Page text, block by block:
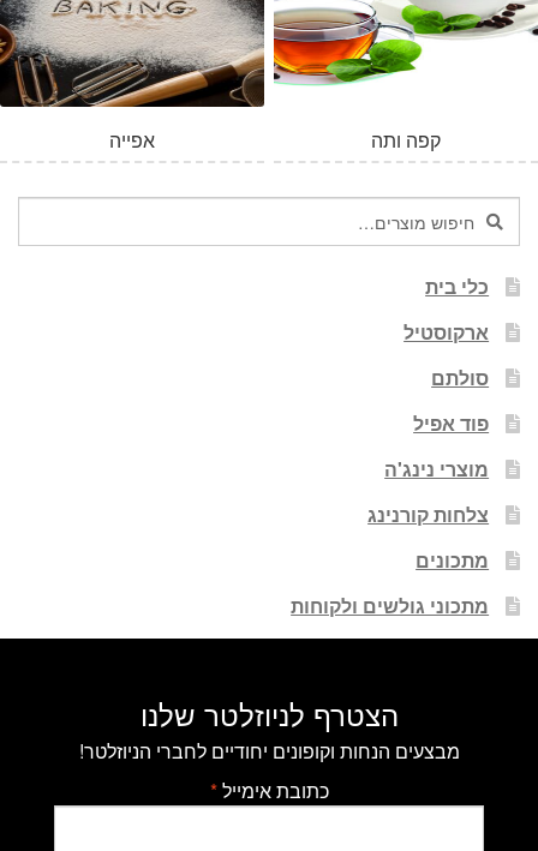
אפייה קפה ותה
חיפוש
עבור:
חיפוש
כלי בית
ארקוסטיל
סולתם
פוד אפיל
מוצרי נינג'ה
צלחות קורנינג
מתכונים
מתכוני גולשים ולקוחות
הצטרף לניוזלטר שלנו
מבצעים הנחות וקופונים יחודיים לחברי הניוזלטר!
כתובת אימייל*